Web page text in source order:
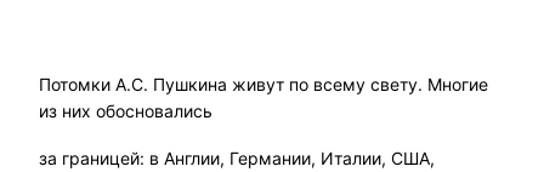
Потомки А.С. Пушкина живут по всему свету. Многие
из них обосновались
за границей: в Англии, Германии, Италии, США,